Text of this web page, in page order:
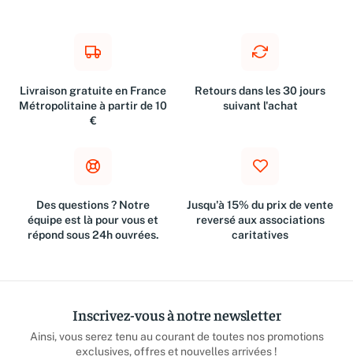
Livraison gratuite en France
Métropolitaine à partir de 10
€
Retours dans les 30 jours
suivant l'achat
Des questions ? Notre
équipe est là pour vous et
répond sous 24h ouvrées.
Jusqu'à 15% du prix de vente
reversé aux associations
caritatives
Inscrivez-vous à notre newsletter
Ainsi, vous serez tenu au courant de toutes nos promotions
exclusives, offres et nouvelles arrivées !